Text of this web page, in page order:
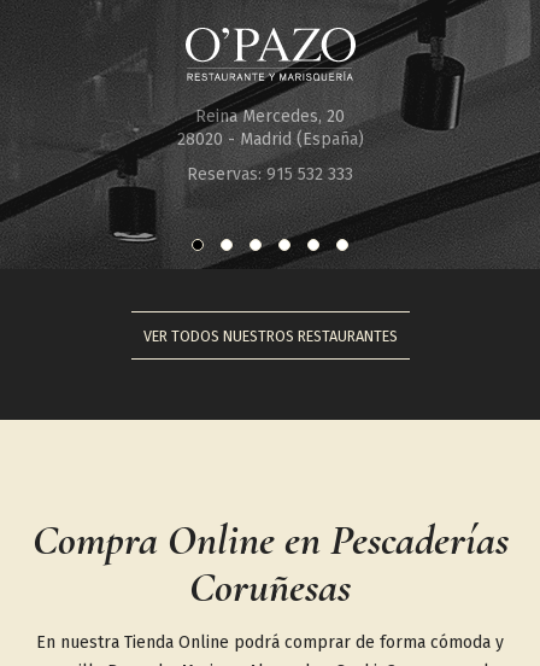
Reina Mercedes, 20
28020 - Madrid (España)
Reservas: 915 532 333
VER TODOS NUESTROS RESTAURANTES
Compra Online en Pescaderías
Coruñesas
En nuestra Tienda Online podrá comprar de forma cómoda y